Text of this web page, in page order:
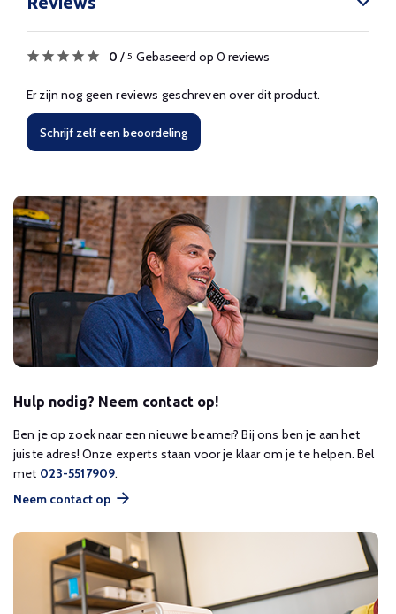
0 / 5 Gebaseerd op 0 reviews
Er zijn nog geen reviews geschreven over dit product.
Schrijf zelf een beoordeling
Hulp nodig? Neem contact op!
Ben je op zoek naar een nieuwe beamer? Bij ons ben je aan het
juiste adres! Onze experts staan voor je klaar om je te helpen. Bel
met 023-5517909.
Neem contact op